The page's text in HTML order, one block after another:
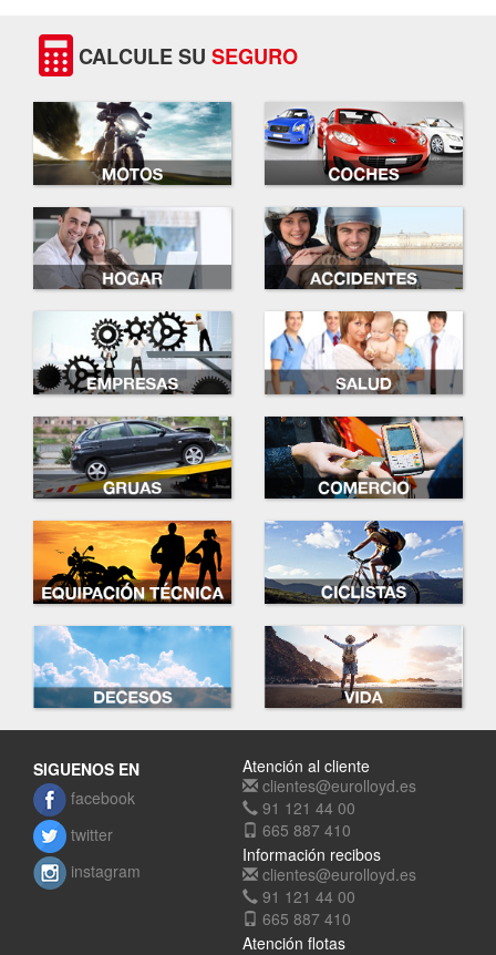
CALCULE SU SEGURO
SIGUENOS EN
facebook
twitter
instagram
Atención al cliente
clientes@eurolloyd.es
91 121 44 00
665 887 410
Información recibos
clientes@eurolloyd.es
91 121 44 00
665 887 410
Atención flotas